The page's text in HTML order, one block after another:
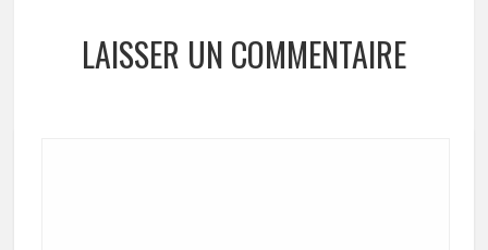
LAISSER UN COMMENTAIRE